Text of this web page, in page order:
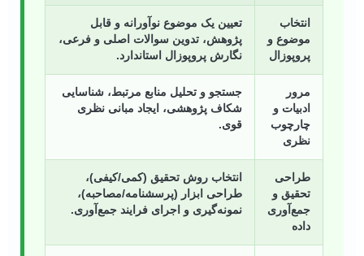
انتخاب
موضوع و
پروپوزال
تعیین یک موضوع نوآورانه و قابل
پژوهش، تدوین سوالات اصلی و فرعی،
نگارش پروپوزال استاندارد.
مرور
ادبیات و
چارچوب
نظری
جستجو و تحلیل منابع مرتبط، شناسایی
شکاف پژوهشی، ایجاد مبانی نظری
قوی.
طراحی
تحقیق و
جمع‌آوری
داده
انتخاب روش تحقیق (کمی/کیفی)،
طراحی ابزار (پرسشنامه/مصاحبه)،
نمونه‌گیری و اجرای فرایند جمع‌آوری.